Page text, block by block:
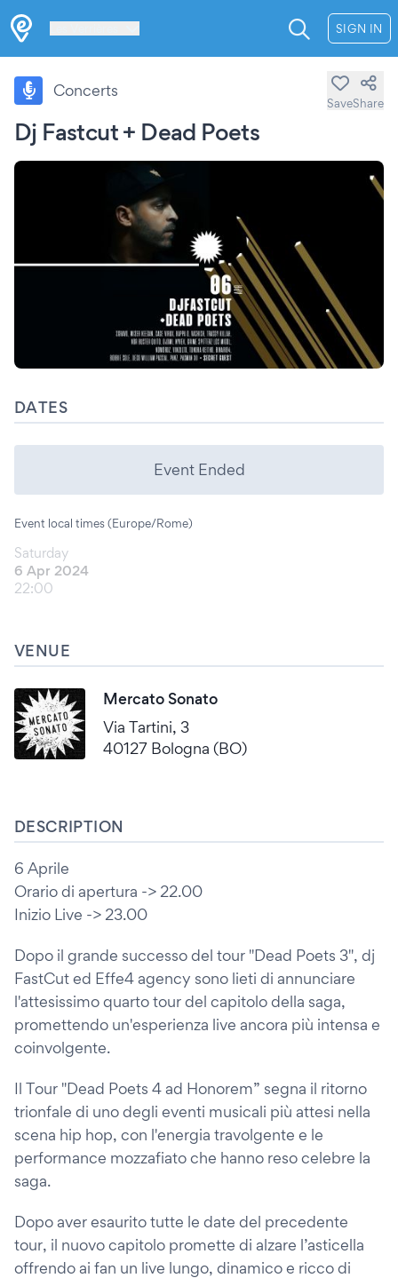
SIGN IN
Dj Fastcut + Dead Poets
Concerts
SaveShare
DATES
Event Ended
Event local times (Europe/Rome)
Saturday
6 Apr 2024
22:00
VENUE
Mercato Sonato
Via Tartini, 3
40127 Bologna (BO)
DESCRIPTION
6 Aprile
Orario di apertura -> 22.00
Inizio Live -> 23.00
Dopo il grande successo del tour "Dead Poets 3", dj
FastCut ed Effe4 agency sono lieti di annunciare
l'attesissimo quarto tour del capitolo della saga,
promettendo un'esperienza live ancora più intensa e
coinvolgente.
Il Tour "Dead Poets 4 ad Honorem” segna il ritorno
trionfale di uno degli eventi musicali più attesi nella
scena hip hop, con l'energia travolgente e le
performance mozzafiato che hanno reso celebre la
saga.
Dopo aver esaurito tutte le date del precedente
tour, il nuovo capitolo promette di alzare l’asticella
offrendo ai fan un live lungo, dinamico e ricco di